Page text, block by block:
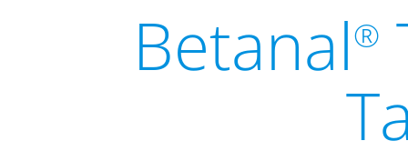
Betanal®